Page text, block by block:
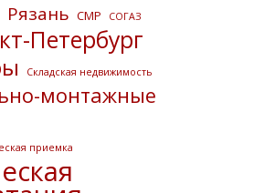
Рязань СМР СОГАЗ
Петербург
Складская недвижимость
монтажные
приемка